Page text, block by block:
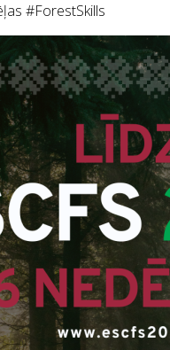
#ForestSkills